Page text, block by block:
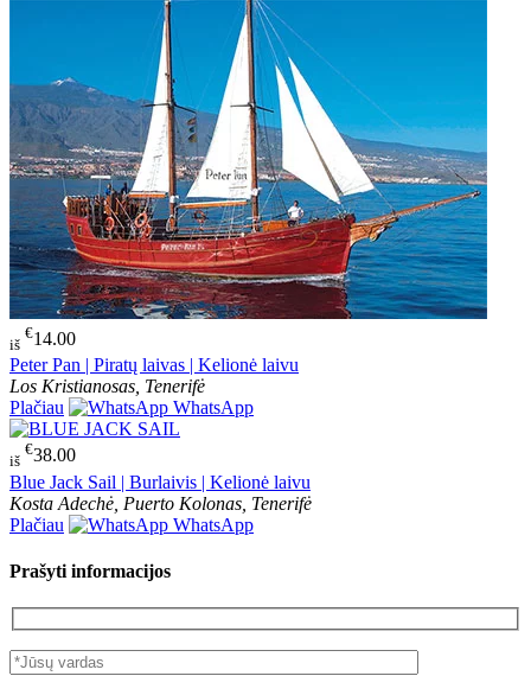
iš
€14.00
Peter Pan | Piratų laivas | Kelionė laivu
Los Kristianosas, Tenerifė
Plačiau
WhatsApp
iš
€38.00
Blue Jack Sail | Burlaivis | Kelionė laivu
Kosta Adechė, Puerto Kolonas, Tenerifė
Plačiau
WhatsApp
Prašyti informacijos